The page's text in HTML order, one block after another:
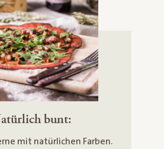
bunt:
mit natürlichen Farben.